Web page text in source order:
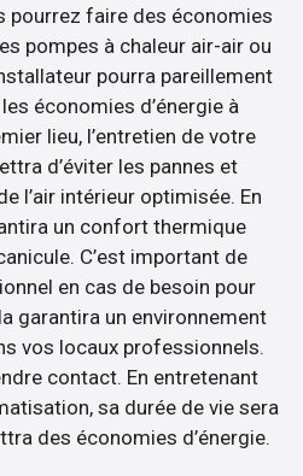
pourrez faire des économies
pompes à chaleur air-air ou
pourra pareillement
économies d’énergie à
lieu, l’entretien de votre
d’éviter les pannes et
l’air intérieur optimisée. En
un confort thermique
C’est important de
en cas de besoin pour
garantira un environnement
vos locaux professionnels.
contact. En entretenant
sa durée de vie sera
des économies d’énergie.